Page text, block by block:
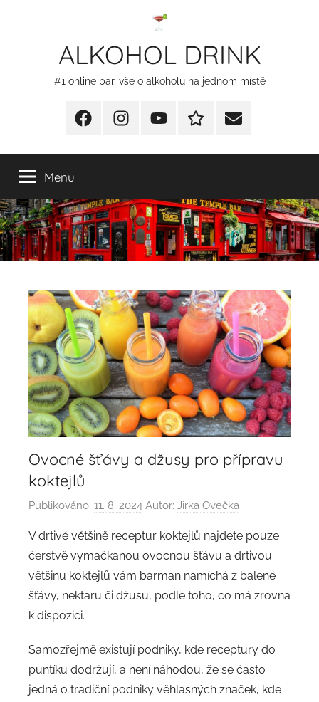
ALKOHOL DRINK
#1 online bar, vše o alkoholu na jednom místě
FacebookInstagram
YT
Redakční
E-
Menu
Ovocné šťávy a džusy pro přípravu
koktejlů
Publikováno: 11. 8. 2024 Autor: Jirka Ovečka
V drtivé většině receptur koktejlů najdete pouze
čerstvě vymačkanou ovocnou šťávu a drtivou
většinu koktejlů vám barman namíchá z balené
šťávy, nektaru či džusu, podle toho, co má zrovna
k dispozici.
Samozřejmě existují podniky, kde receptury do
puntíku dodržují, a není náhodou, že se často
jedná o tradiční podniky věhlasných značek, kde